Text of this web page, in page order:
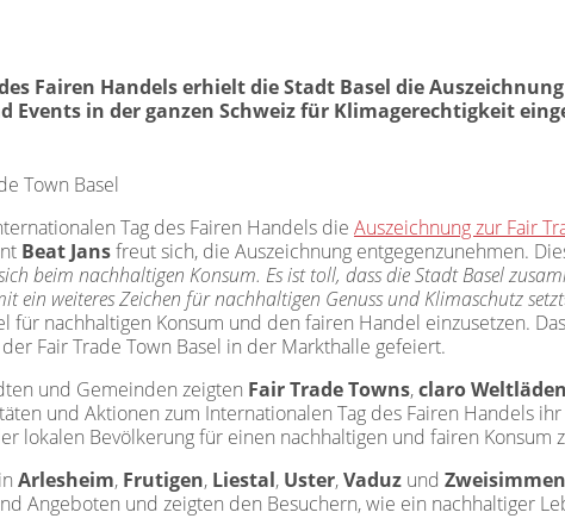
Fairen Handels erhielt die Stadt Basel die
Events in der ganzen Schweiz für Klimagerechtigkeit
Town Basel
Tag des Fairen Handels die Auszeichnung zur Fair
Beat Jansfreut sich, die Auszeichnung entgegenzunehmen.
beim nachhaltigen Konsum. Es ist toll, dass die Stadt Basel
ein weiteres Zeichen für nachhaltigen Genuss und Klimaschutz setzt
für nachhaltigen Konsum und den fairen Handel einzusetzen.
Fair Trade Town Basel in der Markthalle gefeiert.
und Gemeinden zeigten Fair Trade Towns,claro Weltläden
und Aktionen zum Internationalen Tag des Fairen Handels
lokalen Bevölkerung für einen nachhaltigen und fairen Konsum
Arlesheim, Frutigen, Liestal, Uster,Vaduz und Zweisimmen
Angeboten und zeigten den Besuchern, wie ein nachhaltiger